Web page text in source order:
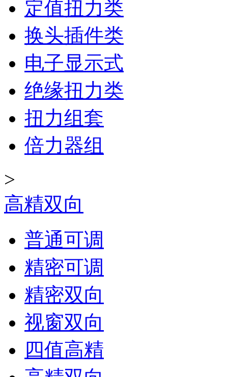
定值扭力类
换头插件类
电子显示式
绝缘扭力类
扭力组套
倍力器组
>
高精双向
普通可调
精密可调
精密双向
视窗双向
四值高精